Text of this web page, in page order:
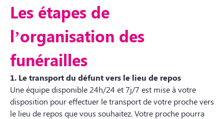
Les étapes de
l’organisation des
funérailles
1. Le transport du défunt vers le lieu de repos
Une équipe disponible 24h/24 et 7j/7 est mise à votre
disposition pour effectuer le transport de votre proche vers
le lieu de repos que vous souhaitez. Votre proche pourra